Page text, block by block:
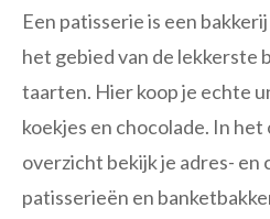
Een patisserie is een
het gebied van de lekkerste
taarten. Hier koop je echte
koekjes en chocolade. In
overzicht bekijk je adres- en
patisserieën en